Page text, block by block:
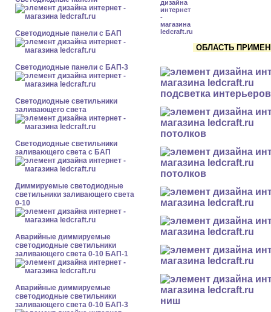
Cветодиодные панели с БАП
Cветодиодные панели с БАП-3
Светодиодные светильники
заливающего света
Светодиодные светильники
заливающего света с БАП
Диммируемые светодиодные
светильники заливающего света
0-10
Аварийные диммируемые
светодиодные светильники
заливающего света 0-10 БАП-1
Аварийные диммируемые
светодиодные светильники
заливающего света 0-10 БАП-3
ОБЛАСТЬ
подсветка интерьеров
потолков
потолков
ниш